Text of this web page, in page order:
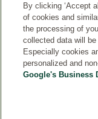
By clicking ‘Accept
of cookies and
the processing of
collected data will
Especially cookies
personalized and
Google's Business